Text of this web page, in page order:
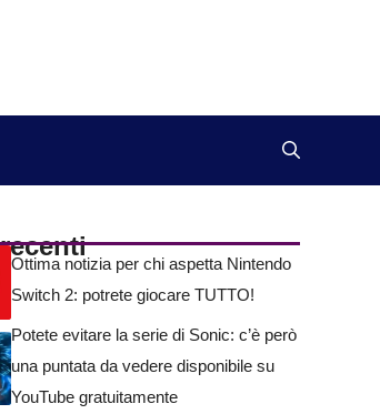
Ottima notizia per chi aspetta Nintendo
Switch 2: potrete giocare TUTTO!
Potete evitare la serie di Sonic: c’è però
una puntata da vedere disponibile su
YouTube gratuitamente